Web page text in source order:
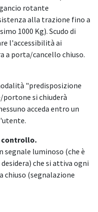
rotante
alla trazione fino a
1000 Kg). Scudo di
l'accessibilità ai
a porta/cancello chiuso.
"predisposizione
si chiuderà
acceda entro un
controllo.
segnale luminoso (che è
che si attiva ogni
chiuso (segnalazione